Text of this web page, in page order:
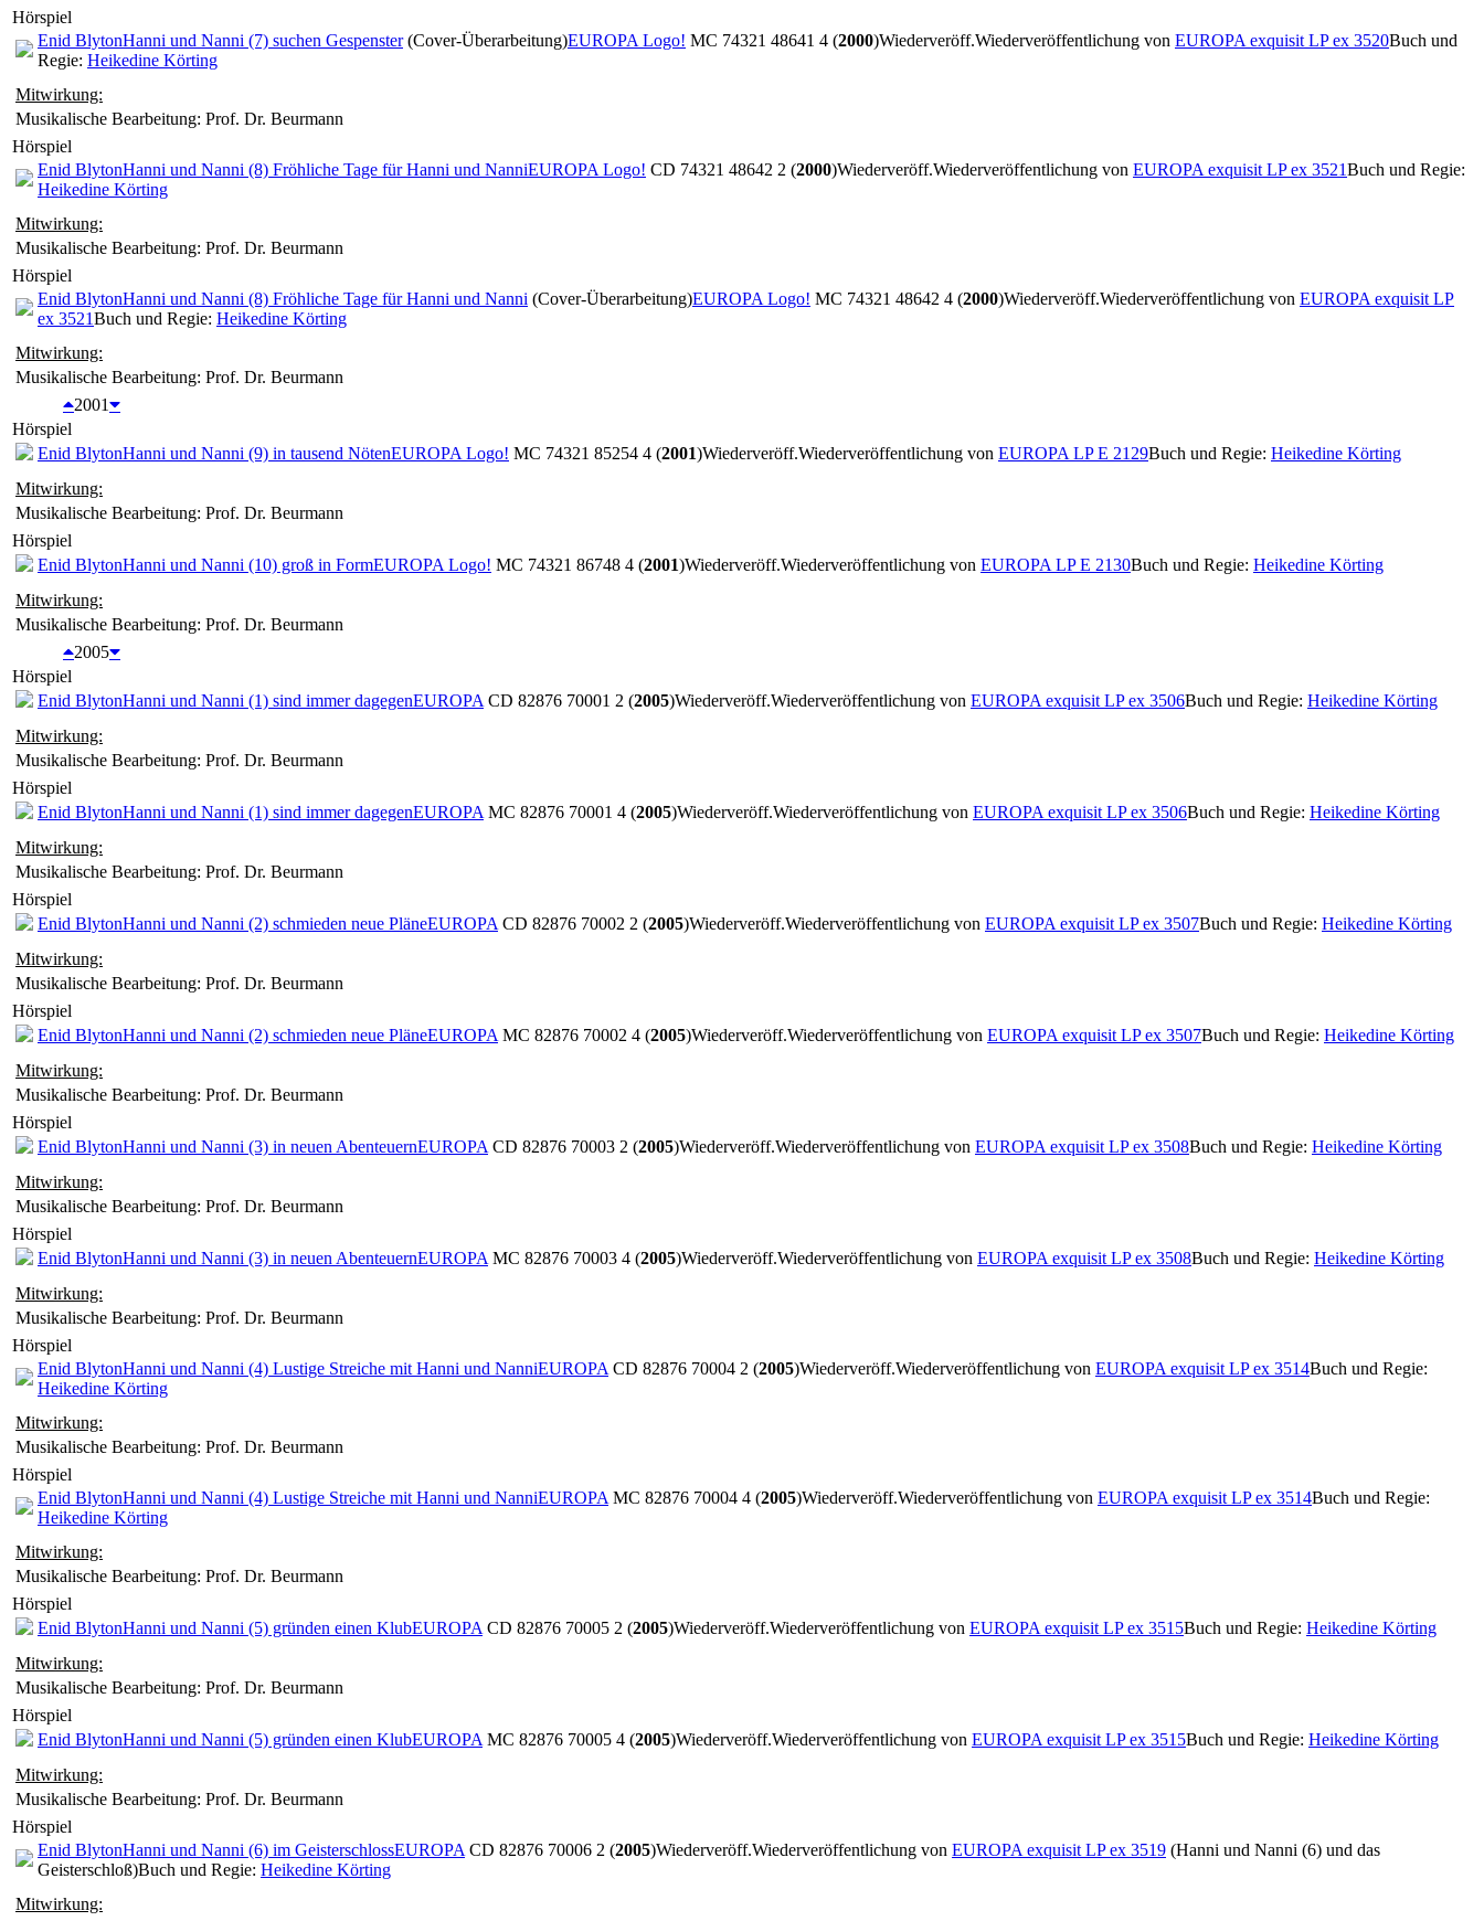
Hörspiel
Enid BlytonHanni und Nanni (7) suchen Gespenster (Cover-Überarbeitung)EUROPA Logo! MC 74321 48641 4 (2000)Wiederveröff.Wiederveröffentlichung von EUROPA exquisit LP ex 3520Buch und
Regie: Heikedine Körting
Mitwirkung:
Musikalische Bearbeitung: Prof. Dr. Beurmann
Hörspiel
Enid BlytonHanni und Nanni (8) Fröhliche Tage für Hanni und NanniEUROPA Logo! CD 74321 48642 2 (2000)Wiederveröff.Wiederveröffentlichung von EUROPA exquisit LP ex 3521Buch und Regie:
Heikedine Körting
Mitwirkung:
Musikalische Bearbeitung: Prof. Dr. Beurmann
Hörspiel
Enid BlytonHanni und Nanni (8) Fröhliche Tage für Hanni und Nanni (Cover-Überarbeitung)EUROPA Logo! MC 74321 48642 4 (2000)Wiederveröff.Wiederveröffentlichung von EUROPA exquisit LP
ex 3521Buch und Regie: Heikedine Körting
Mitwirkung:
Musikalische Bearbeitung: Prof. Dr. Beurmann
2001
Hörspiel
Enid BlytonHanni und Nanni (9) in tausend NötenEUROPA Logo! MC 74321 85254 4 (2001)Wiederveröff.Wiederveröffentlichung von EUROPA LP E 2129Buch und Regie: Heikedine Körting
Mitwirkung:
Musikalische Bearbeitung: Prof. Dr. Beurmann
Hörspiel
Enid BlytonHanni und Nanni (10) groß in FormEUROPA Logo! MC 74321 86748 4 (2001)Wiederveröff.Wiederveröffentlichung von EUROPA LP E 2130Buch und Regie: Heikedine Körting
Mitwirkung:
Musikalische Bearbeitung: Prof. Dr. Beurmann
2005
Hörspiel
Enid BlytonHanni und Nanni (1) sind immer dagegenEUROPA CD 82876 70001 2 (2005)Wiederveröff.Wiederveröffentlichung von EUROPA exquisit LP ex 3506Buch und Regie: Heikedine Körting
Mitwirkung:
Musikalische Bearbeitung: Prof. Dr. Beurmann
Hörspiel
Enid BlytonHanni und Nanni (1) sind immer dagegenEUROPA MC 82876 70001 4 (2005)Wiederveröff.Wiederveröffentlichung von EUROPA exquisit LP ex 3506Buch und Regie: Heikedine Körting
Mitwirkung:
Musikalische Bearbeitung: Prof. Dr. Beurmann
Hörspiel
Enid BlytonHanni und Nanni (2) schmieden neue PläneEUROPA CD 82876 70002 2 (2005)Wiederveröff.Wiederveröffentlichung von EUROPA exquisit LP ex 3507Buch und Regie: Heikedine Körting
Mitwirkung:
Musikalische Bearbeitung: Prof. Dr. Beurmann
Hörspiel
Enid BlytonHanni und Nanni (2) schmieden neue PläneEUROPA MC 82876 70002 4 (2005)Wiederveröff.Wiederveröffentlichung von EUROPA exquisit LP ex 3507Buch und Regie: Heikedine Körting
Mitwirkung:
Musikalische Bearbeitung: Prof. Dr. Beurmann
Hörspiel
Enid BlytonHanni und Nanni (3) in neuen AbenteuernEUROPA CD 82876 70003 2 (2005)Wiederveröff.Wiederveröffentlichung von EUROPA exquisit LP ex 3508Buch und Regie: Heikedine Körting
Mitwirkung:
Musikalische Bearbeitung: Prof. Dr. Beurmann
Hörspiel
Enid BlytonHanni und Nanni (3) in neuen AbenteuernEUROPA MC 82876 70003 4 (2005)Wiederveröff.Wiederveröffentlichung von EUROPA exquisit LP ex 3508Buch und Regie: Heikedine Körting
Mitwirkung:
Musikalische Bearbeitung: Prof. Dr. Beurmann
Hörspiel
Enid BlytonHanni und Nanni (4) Lustige Streiche mit Hanni und NanniEUROPA CD 82876 70004 2 (2005)Wiederveröff.Wiederveröffentlichung von EUROPA exquisit LP ex 3514Buch und Regie:
Heikedine Körting
Mitwirkung:
Musikalische Bearbeitung: Prof. Dr. Beurmann
Hörspiel
Enid BlytonHanni und Nanni (4) Lustige Streiche mit Hanni und NanniEUROPA MC 82876 70004 4 (2005)Wiederveröff.Wiederveröffentlichung von EUROPA exquisit LP ex 3514Buch und Regie:
Heikedine Körting
Mitwirkung:
Musikalische Bearbeitung: Prof. Dr. Beurmann
Hörspiel
Enid BlytonHanni und Nanni (5) gründen einen KlubEUROPA CD 82876 70005 2 (2005)Wiederveröff.Wiederveröffentlichung von EUROPA exquisit LP ex 3515Buch und Regie: Heikedine Körting
Mitwirkung:
Musikalische Bearbeitung: Prof. Dr. Beurmann
Hörspiel
Enid BlytonHanni und Nanni (5) gründen einen KlubEUROPA MC 82876 70005 4 (2005)Wiederveröff.Wiederveröffentlichung von EUROPA exquisit LP ex 3515Buch und Regie: Heikedine Körting
Mitwirkung:
Musikalische Bearbeitung: Prof. Dr. Beurmann
Hörspiel
Enid BlytonHanni und Nanni (6) im GeisterschlossEUROPA CD 82876 70006 2 (2005)Wiederveröff.Wiederveröffentlichung von EUROPA exquisit LP ex 3519 (Hanni und Nanni (6) und das
Geisterschloß)Buch und Regie: Heikedine Körting
Mitwirkung: